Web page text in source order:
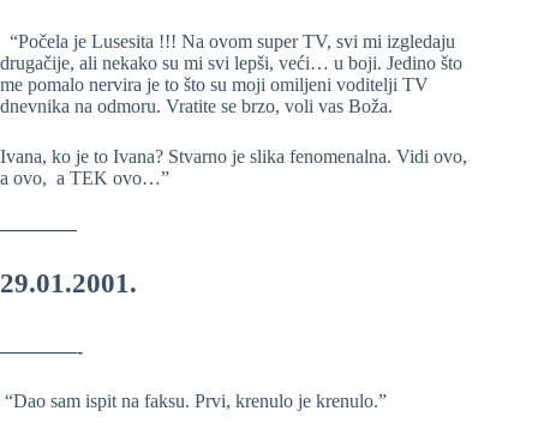
“Počela je Lusesita !!! Na ovom super TV, svi mi izgledaju
drugačije, ali nekako su mi svi lepši, veći… u boji. Jedino što
me pomalo nervira je to što su moji omiljeni voditelji TV
dnevnika na odmoru. Vratite se brzo, voli vas Boža.
Ivana, ko je to Ivana? Stvarno je slika fenomenalna. Vidi ovo,
a ovo, a TEK ovo…”
————
29.01.2001.
————-
“Dao sam ispit na faksu. Prvi, krenulo je krenulo.”